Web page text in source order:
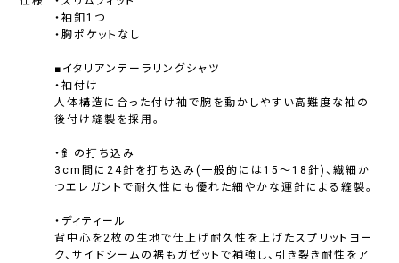
・袖釦1つ
・胸ポケットなし
■イタリアンテーラリングシャツ
・袖付け
人体構造に合った付け袖で腕を動かしやすい高難度な袖の
後付け縫製を採用。
・針の打ち込み
3cm間に24針を打ち込み(一般的には15〜18針)、繊細か
つエレガントで耐久性にも優れた細やかな運針による縫製。
・ディティール
背中心を2枚の生地で仕上げ耐久性を上げたスプリットヨー
ク、サイドシームの裾もガゼットで補強し、引き裂き耐性をア